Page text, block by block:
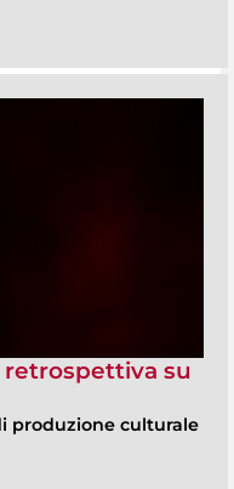
retrospettiva su
produzione culturale